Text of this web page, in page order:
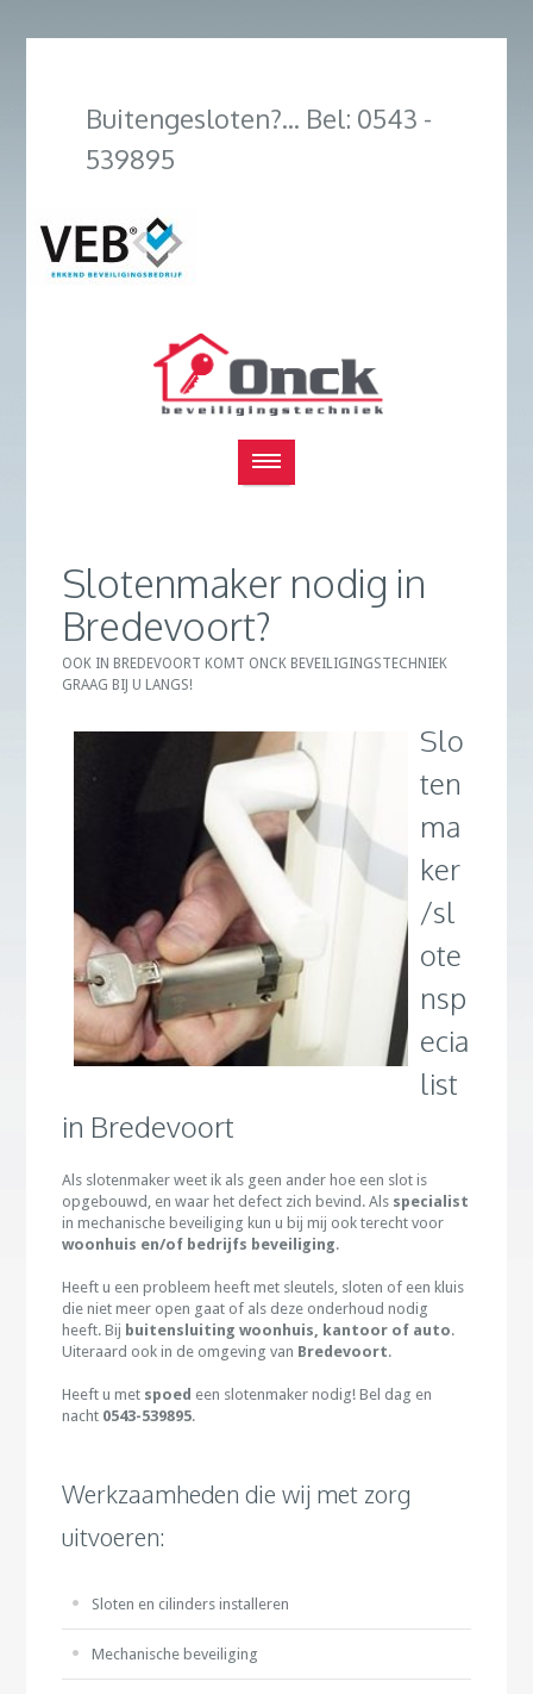
Buitengesloten?... Bel: 0543 -
539895
Slotenmaker nodig in
Bredevoort?
OOK IN BREDEVOORT KOMT ONCK BEVEILIGINGSTECHNIEK
GRAAG BIJ U LANGS!
Slo
ten
ma
ker
/sl
ote
nsp
ecia
list
in Bredevoort
Als slotenmaker weet ik als geen ander hoe een slot is
opgebouwd, en waar het defect zich bevind. Als specialist
in mechanische beveiliging kun u bij mij ook terecht voor
woonhuis en/of bedrijfs beveiliging.
Heeft u een probleem heeft met sleutels, sloten of een kluis
die niet meer open gaat of als deze onderhoud nodig
heeft. Bij buitensluiting woonhuis, kantoor of auto.
Uiteraard ook in de omgeving van Bredevoort.
Heeft u met spoed een slotenmaker nodig! Bel dag en
nacht 0543-539895.
Werkzaamheden die wij met zorg
uitvoeren:
Sloten en cilinders installeren
Mechanische beveiliging